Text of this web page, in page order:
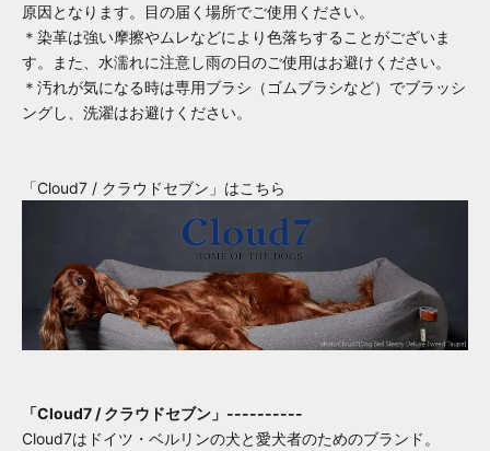
原因となります。目の届く場所でご使用ください。
＊染革は強い摩擦やムレなどにより色落ちすることがございま
す。また、水濡れに注意し雨の日のご使用はお避けください。
＊汚れが気になる時は専用ブラシ（ゴムブラシなど）でブラッシ
ングし、洗濯はお避けください。
「Cloud7 / クラウドセブン」はこちら
「Cloud7 / クラウドセブン」----------
Cloud7はドイツ・ベルリンの犬と愛犬者のためのブランド。